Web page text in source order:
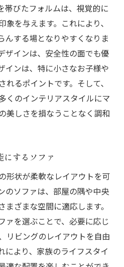
帯びたフォルムは、視覚的に
を与えます。これにより、
んする場となりやすくなりま
ザインは、安全性の面でも優
インは、特に小さなお子様や
るポイントです。そして、
くのインテリアスタイルにマ
美しさを損なうことなく調和
するソファ
形状が柔軟なレイアウトを可
のソファは、部屋の隅や中央
ざまな空間に適応します。
ァを選ぶことで、必要に応じ
リビングのレイアウトを自由
により、家族のライフスタイ